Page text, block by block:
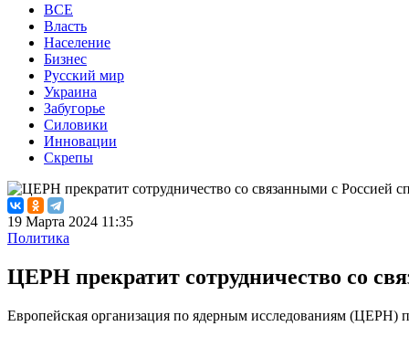
ВСЕ
Власть
Население
Бизнес
Русский мир
Украина
Забугорье
Силовики
Инновации
Скрепы
19 Марта 2024 11:35
Политика
ЦЕРН прекратит сотрудничество со
Европейская организация по ядерным исследованиям (ЦЕРН)